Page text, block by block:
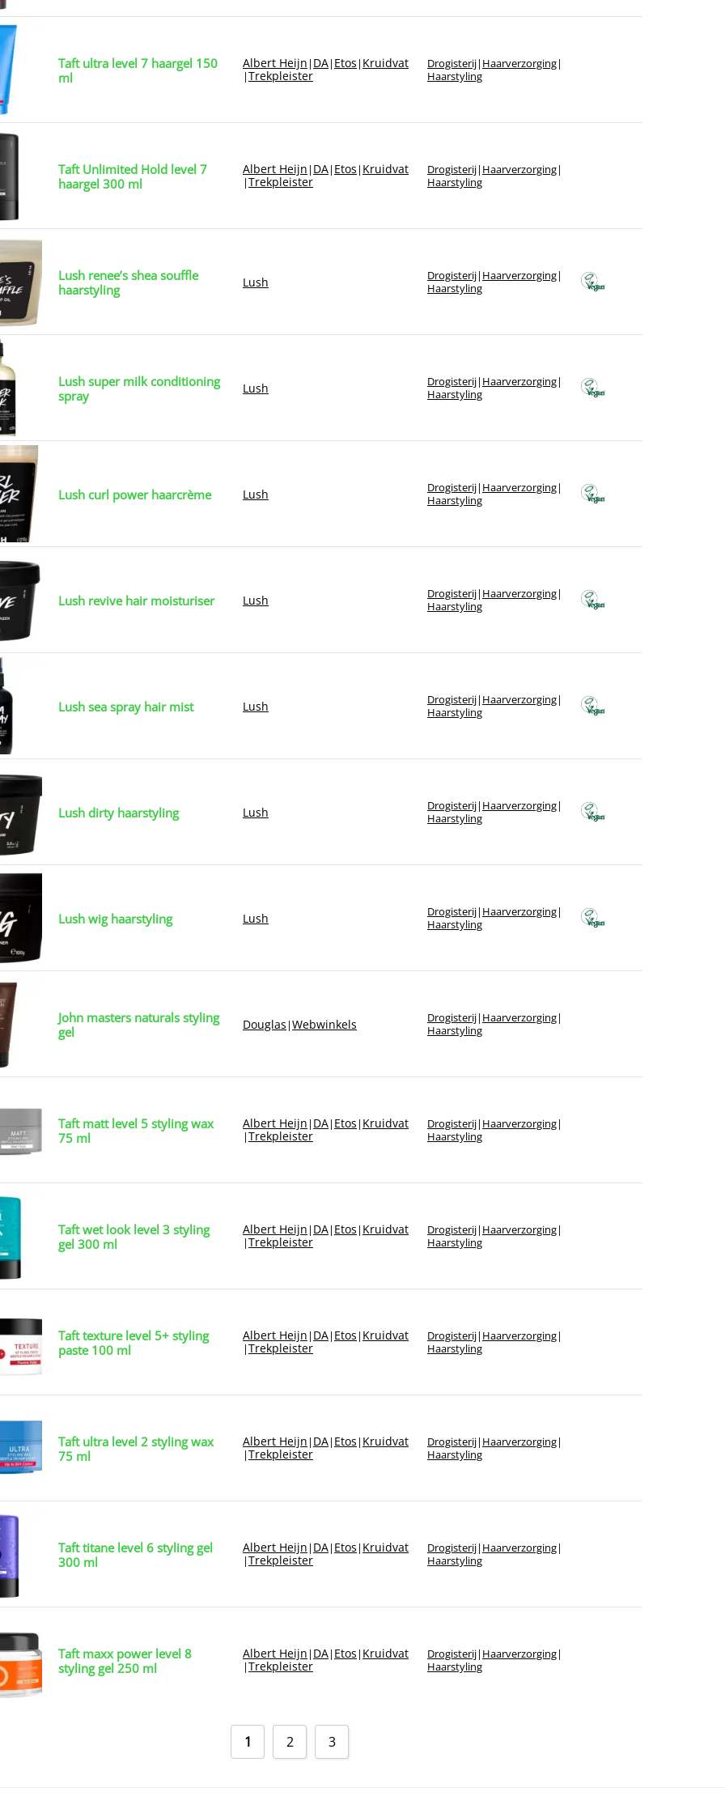
Taft ultra level 7 haargel 150
ml
Albert Heijn | DA| Etos | Kruidvat
|Trekpleister
Drogisterij| Haarverzorging|
Haarstyling
Taft Unlimited Hold level 7
haargel 300 ml
Albert Heijn | DA| Etos | Kruidvat
|Trekpleister
Drogisterij| Haarverzorging|
Haarstyling
Lush renee’s shea souffle
haarstyling
Lush Drogisterij| Haarverzorging|
Haarstyling
Lush super milk conditioning
spray
Lush Drogisterij| Haarverzorging|
Haarstyling
Lush curl power haarcrème Lush Drogisterij| Haarverzorging|
Haarstyling
Lush revive hair moisturiser Lush Drogisterij| Haarverzorging|
Haarstyling
Lush sea spray hair mist Lush Drogisterij| Haarverzorging|
Haarstyling
Lush dirty haarstyling Lush Drogisterij| Haarverzorging|
Haarstyling
Lush wig haarstyling Lush Drogisterij| Haarverzorging|
Haarstyling
John masters naturals styling
gel
Douglas |Webwinkels Drogisterij| Haarverzorging|
Haarstyling
Taft matt level 5 styling wax
75 ml
Albert Heijn | DA| Etos | Kruidvat
|Trekpleister
Drogisterij| Haarverzorging|
Haarstyling
Taft wet look level 3 styling
gel 300 ml
Albert Heijn | DA| Etos | Kruidvat
|Trekpleister
Drogisterij| Haarverzorging|
Haarstyling
Taft texture level 5+ styling
paste 100 ml
Albert Heijn | DA| Etos | Kruidvat
|Trekpleister
Drogisterij| Haarverzorging|
Haarstyling
Taft ultra level 2 styling wax
75 ml
Albert Heijn | DA| Etos | Kruidvat
|Trekpleister
Drogisterij| Haarverzorging|
Haarstyling
Taft titane level 6 styling gel
300 ml
Albert Heijn | DA| Etos | Kruidvat
|Trekpleister
Drogisterij| Haarverzorging|
Haarstyling
Taft maxx power level 8
styling gel 250 ml
Albert Heijn | DA| Etos | Kruidvat
|Trekpleister
Drogisterij| Haarverzorging|
Haarstyling
1 2 3